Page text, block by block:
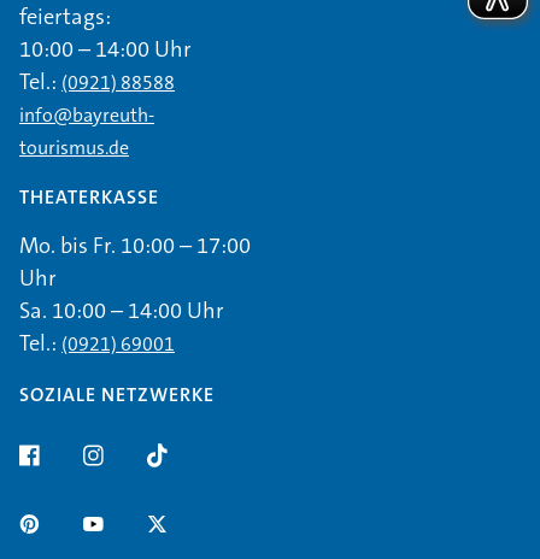
feiertags:
10:00 – 14:00 Uhr
Tel.: (0921) 88588
info@bayreuth-
tourismus.de
THEATERKASSE
Mo. bis Fr. 10:00 – 17:00
Uhr
Sa. 10:00 – 14:00 Uhr
Tel.: (0921) 69001
SOZIALE NETZWERKE